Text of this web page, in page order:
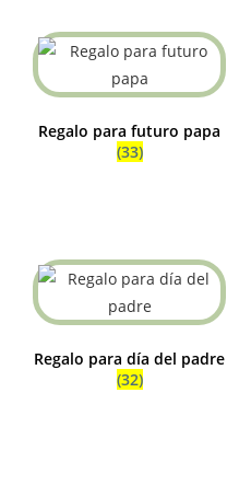
Regalo para futuro papa
(33)
Regalo para día del padre
(32)